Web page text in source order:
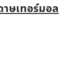
าษเทอร์มอล